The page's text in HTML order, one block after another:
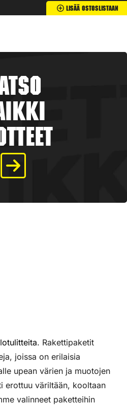
Lisää Ostoslistaan
. Rakettipaketit
joissa on erilaisia
upean värien ja muotojen
erottuu väriltään, kooltaan
valinneet paketteihin